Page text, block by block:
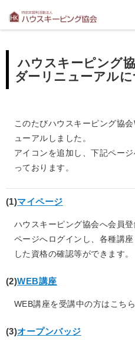
ハウスキーピング
ダーリニューアル
このたびハウスキーピング協
ューアルしました。
アイコンを追加し、下記ペー
っております。
(1)マイページ
ハウスキーピング協会へ会員
ページへログインし、各種講
した資格の確認等ができます。
(2)WEB講座
WEB講座を受講中の方はこち
(3)オープンバッジ